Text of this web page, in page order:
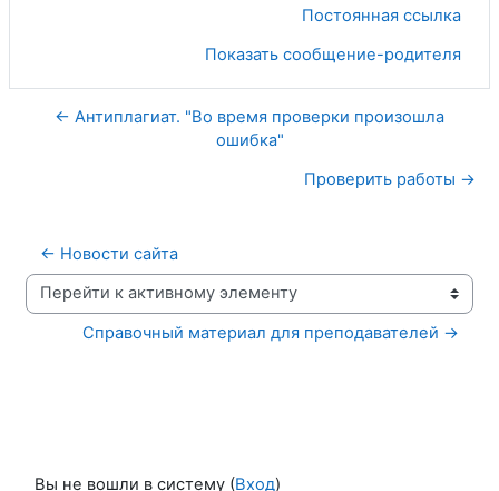
Постоянная ссылка
Показать сообщение-родителя
← Антиплагиат. "Во время проверки произошла
ошибка"
Проверить работы →
← Новости сайта
Перейти к активному элементу
Справочный материал для преподавателей →
Вы не вошли в систему (Вход)